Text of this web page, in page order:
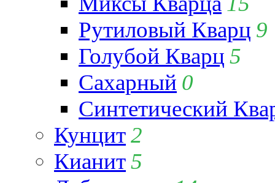
Рутиловый Кварц 9
Голубой Кварц 5
Сахарный 0
Синтетический
Кунцит2
Кианит5